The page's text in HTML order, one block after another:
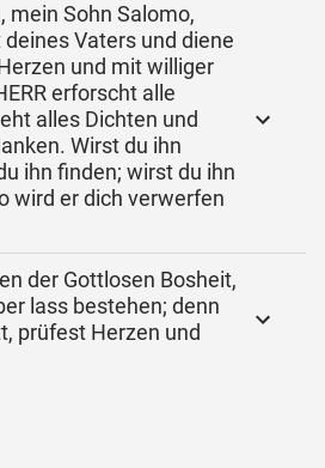
mein Sohn Salomo,
Vaters und diene
und mit williger
erforscht alle
alles Dichten und
Wirst du ihn
ihn finden; wirst du ihn
wird er dich verwerfen
der Gottlosen Bosheit,
lass bestehen; denn
prüfest Herzen und